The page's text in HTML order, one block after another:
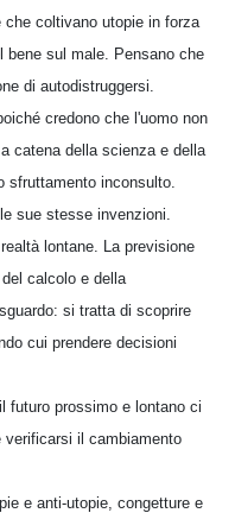
coltivano utopie in forza
bene sul male. Pensano che
di autodistruggersi.
credono che l'uomo non
catena della scienza e della
sfruttamento inconsulto.
sue stesse invenzioni.
lontane. La previsione
calcolo e della
si tratta di scoprire
cui prendere decisioni
futuro prossimo e lontano ci
verificarsi il cambiamento
e anti-utopie, congetture e